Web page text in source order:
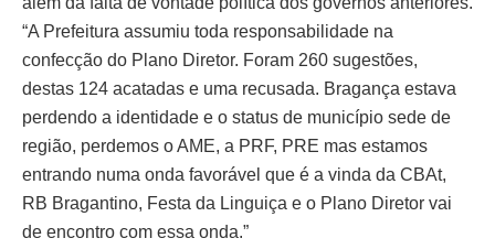
“A Prefeitura assumiu toda responsabilidade na
confecção do Plano Diretor. Foram 260 sugestões,
destas 124 acatadas e uma recusada. Bragança estava
perdendo a identidade e o status de município sede de
região, perdemos o AME, a PRF, PRE mas estamos
entrando numa onda favorável que é a vinda da CBAt,
RB Bragantino, Festa da Linguiça e o Plano Diretor vai
de encontro com essa onda.”